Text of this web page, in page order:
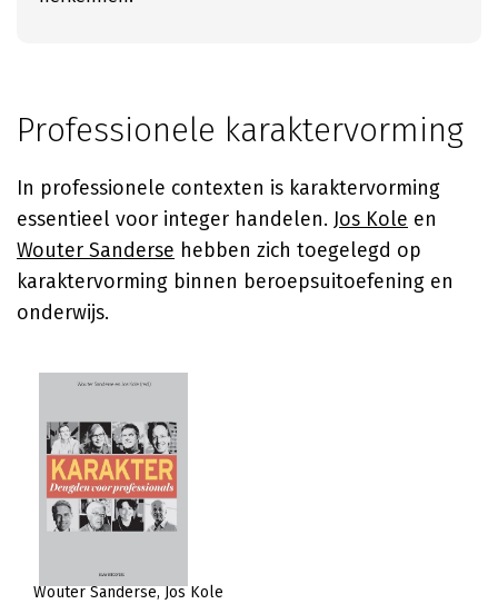
Professionele karaktervorming
In professionele contexten is karaktervorming
essentieel voor integer handelen. Jos Kole en
Wouter Sanderse hebben zich toegelegd op
karaktervorming binnen beroepsuitoefening en
onderwijs.
Wouter Sanderse Jos Kole